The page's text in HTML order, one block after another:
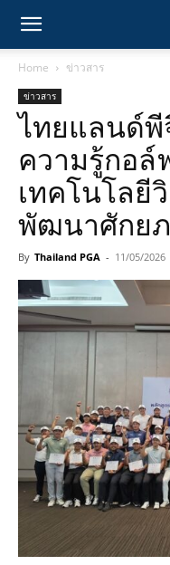
Home ข่าวสาร
ข่าวสาร
ไทยแลนด์พี
ความรู้กอล์
เทคโนโลยี
พัฒนาศักย
By Thailand PGA - 11/05/2026